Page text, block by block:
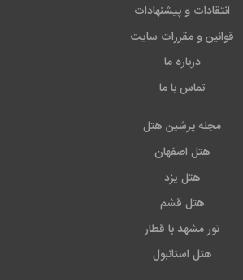
انتقادات و پیشنهادات
قوانین و مقررات سایت
درباره ما
تماس با ما
مجله پرشین هتل
هتل اصفهان
هتل یزد
هتل قشم
تور مشهد با قطار
هتل استانبول